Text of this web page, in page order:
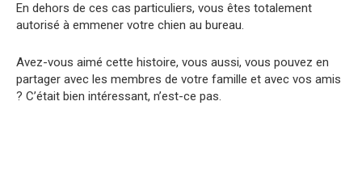
En dehors de ces cas particuliers, vous êtes totalement
autorisé à emmener votre chien au bureau.
Avez-vous aimé cette histoire, vous aussi, vous pouvez en
partager avec les membres de votre famille et avec vos amis
? C’était bien intéressant, n’est-ce pas.